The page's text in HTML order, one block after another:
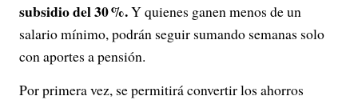
subsidio del 30 %.Y quienes ganen menos de un
salario mínimo, podrán seguir sumando semanas solo
con aportes a pensión.
Por primera vez, se permitirá convertir los ahorros